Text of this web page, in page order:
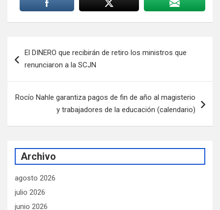
de
El DINERO que recibirán de retiro los ministros que
renunciaron a la SCJN
Rocío Nahle garantiza pagos de fin de año al magisterio
y trabajadores de la educación (calendario)
Archivo
agosto 2026
julio 2026
junio 2026